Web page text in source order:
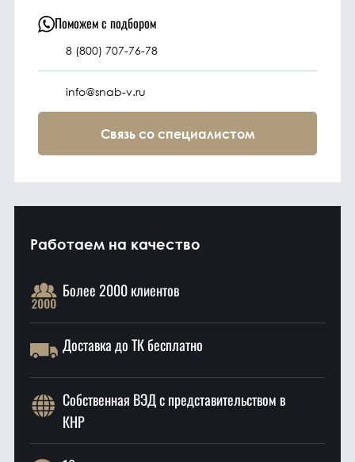
Под заказ
Поможем с подбором
8 (800) 707-76-78
info@snab-v.ru
Связь со специалистом
Работаем на качество
Более 2000 клиентов
Доставка до ТК бесплатно
Собственная ВЭД с представительством в
КНР